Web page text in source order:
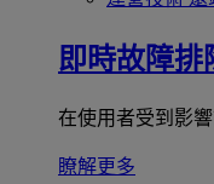
即時故障排
在使用者受到影
瞭解更多